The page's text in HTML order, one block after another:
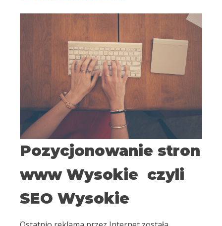
Pozycjonowanie stron
www Wysokie czyli
SEO Wysokie